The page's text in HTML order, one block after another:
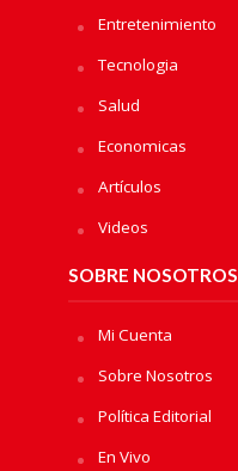
Entretenimiento
Tecnologia
Salud
Economicas
Artículos
Videos
SOBRE NOSOTROS
Mi Cuenta
Sobre Nosotros
Política Editorial
En Vivo